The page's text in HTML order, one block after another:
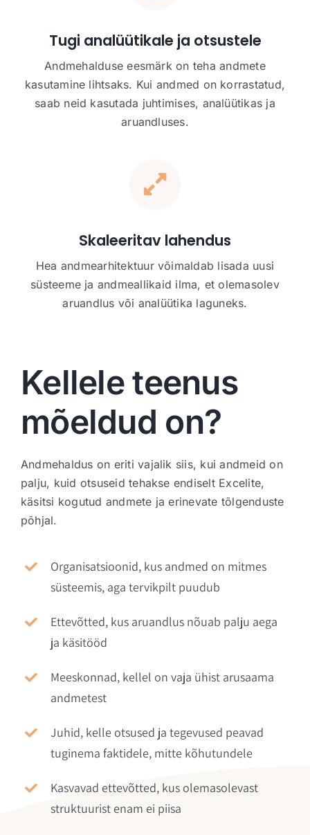
Tugi analüütikale ja otsustele
Andmehalduse eesmärk on teha andmete
kasutamine lihtsaks. Kui andmed on korrastatud,
saab neid kasutada juhtimises, analüütikas ja
aruandluses.
Skaleeritav lahendus
Hea andmearhitektuur võimaldab lisada uusi
süsteeme ja andmeallikaid ilma, et olemasolev
aruandlus või analüütika laguneks.
Kellele teenus
mõeldud on?
Andmehaldus on eriti vajalik siis, kui andmeid on
palju, kuid otsuseid tehakse endiselt Excelite,
käsitsi kogutud andmete ja erinevate tõlgenduste
põhjal.
Organisatsioonid, kus andmed on mitmes
süsteemis, aga tervikpilt puudub
Ettevõtted, kus aruandlus nõuab palju aega
ja käsitööd
Meeskonnad, kellel on vaja ühist arusaama
andmetest
Juhid, kelle otsused ja tegevused peavad
tuginema faktidele, mitte kõhutundele
Kasvavad ettevõtted, kus olemasolevast
struktuurist enam ei piisa